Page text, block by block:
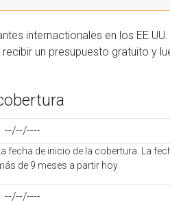
La fecha de inicio de la cobertura. La
de 9 meses a partir hoy